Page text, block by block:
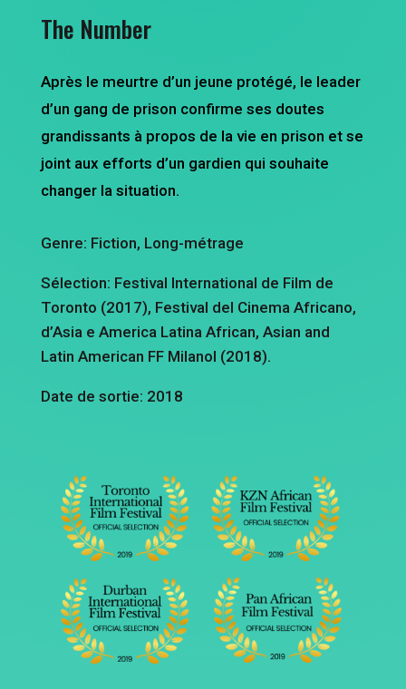
The Number
Après le meurtre d’un jeune protégé, le leader
d’un gang de prison confirme ses doutes
grandissants à propos de la vie en prison et se
joint aux efforts d’un gardien qui souhaite
changer la situation.
Genre: Fiction, Long-métrage
Sélection: Festival International de Film de
Toronto (2017), Festival del Cinema Africano,
d’Asia e America Latina African, Asian and
Latin American FF Milanol (2018).
Date de sortie: 2018